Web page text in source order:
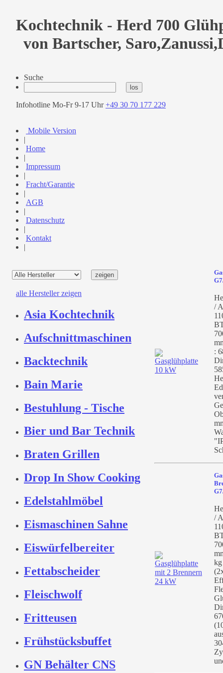
Kochtechnik - Herd 700
von Bartscher,
Suche
Infohotline Mo-Fr 9-17 Uhr+49 30 70 177 229
Mobile Version
|
Home
|
Impressum
|
Fracht/Garantie
|
AGB
|
Datenschutz
|
Kontakt
|
alle Hersteller zeigen
Asia Kochtechnik
Aufschnittmaschinen
Backtechnik
Bain Marie
Bestuhlung - Tische
Bier und Bar Technik
Braten Grillen
Drop In Show Cooking
Edelstahlmöbel
Eismaschinen Sahne
Eiswürfelbereiter
Fettabscheider
Fleischwolf
Fritteusen
Frühstücksbuffet
GN Behälter CNS
/
:
/